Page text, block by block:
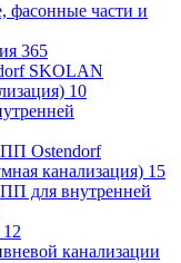
фасонные части и
365
SKOLAN
10
Ostendorf
канализация) 15
для внутренней
12
канализации